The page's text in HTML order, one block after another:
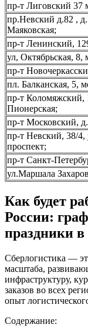
пр-т Лиговский 37
пр.Невский д.82 ,
Маяковская;
пр-т Ленинский,
ул, Октябрьская, 8,
пр-т
пл. Балканская, 5,
пр-т Коломяжский,
Пионерская;
пр-т Московский,
пр-т Невский, 38/4,
проспект;
пр-т Санкт-
ул.Маршала
Как будет
России:
праздники
Сберлогистика —
масштаба,
инфраструктуру,
заказов во всех
опыт
Содержание: